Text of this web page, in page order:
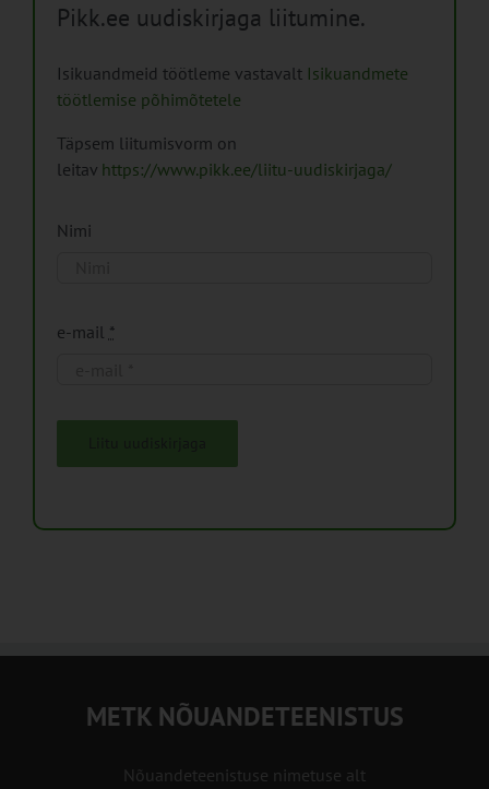
Pikk.ee uudiskirjaga liitumine.
Isikuandmeid töötleme vastavalt Isikuandmete
töötlemise põhimõtetele
Täpsem liitumisvorm on
leitav https://www.pikk.ee/liitu-uudiskirjaga/
Nimi
e-mail *
METK NÕUANDETEENISTUS
Nõuandeteenistuse nimetuse alt